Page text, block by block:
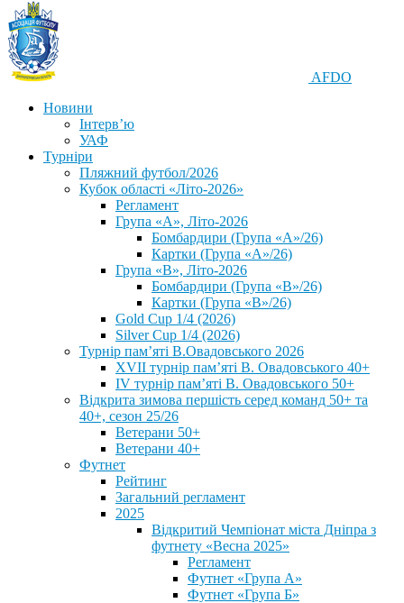
AFDO
Новини
Інтерв’ю
УАФ
Турніри
Пляжний футбол/2026
Кубок області «Літо-2026»
Регламент
Група «А», Літо-2026
Бомбардири (Група «А»/26)
Картки (Група «А»/26)
Група «В», Літо-2026
Бомбардири (Група «В»/26)
Картки (Група «В»/26)
Gold Cup 1/4 (2026)
Silver Cup 1/4 (2026)
Турнір пам’яті В.Овадовського 2026
XVII турнір пам’яті В. Овадовського 40+
IV турнір пам’яті В. Овадовського 50+
Відкрита зимова першість серед команд 50+ та
40+, сезон 25/26
Ветерани 50+
Ветерани 40+
Футнет
Рейтинг
Загальний регламент
2025
Відкритий Чемпіонат міста Дніпра з
футнету «Весна 2025»
Регламент
Футнет «Група А»
Футнет «Група Б»